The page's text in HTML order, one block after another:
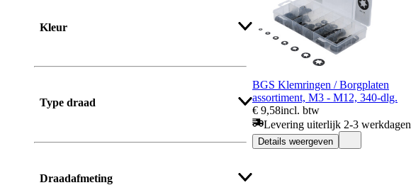
Kleur
Type draad
Draadafmeting
BGS Klemringen / Borgplaten
assortiment, M3 - M12, 340-dlg.
€ 9,58incl. btw
Levering uiterlijk 2-3 werkdagen
Details weergeven